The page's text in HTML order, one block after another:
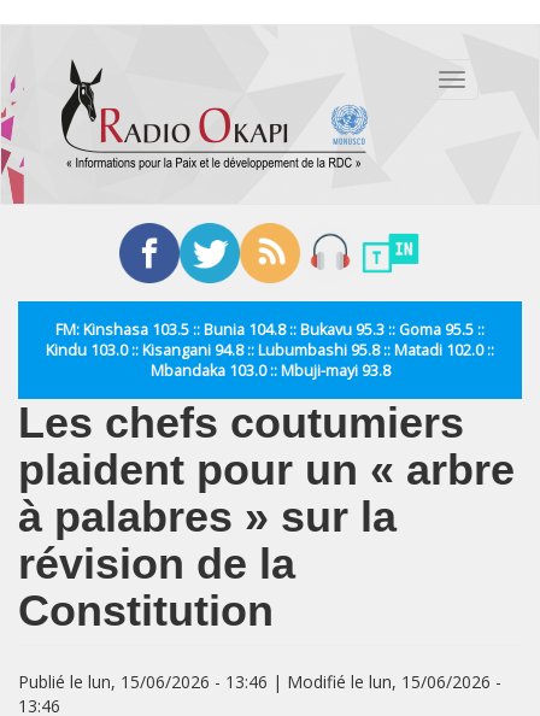
contenu
principal
Toggle
FM: Kinshasa 103.5 :: Bunia 104.8 :: Bukavu 95.3 :: Goma 95.5 ::
Kindu 103.0 :: Kisangani 94.8 :: Lubumbashi 95.8 :: Matadi 102.0 ::
Mbandaka 103.0 :: Mbuji-mayi 93.8
Les chefs coutumiers
plaident pour un « arbre
à palabres » sur la
révision de la
Constitution
Publié le lun, 15/06/2026 - 13:46 | Modifié le lun, 15/06/2026 -
13:46